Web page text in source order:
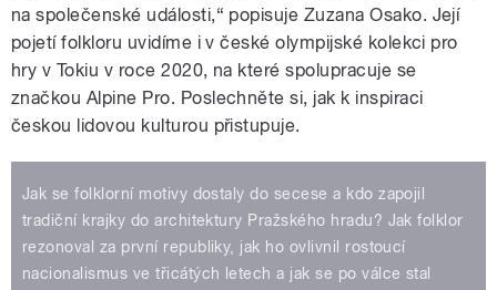
na společenské události,“ popisuje Zuzana Osako. Její
pojetí folkloru uvidíme i v české olympijské kolekci pro
hry v Tokiu v roce 2020, na které spolupracuje se
značkou Alpine Pro. Poslechněte si, jak k inspiraci
českou lidovou kulturou přistupuje.
Jak se folklorní motivy dostaly do secese a kdo zapojil
tradiční krajky do architektury Pražského hradu? Jak folklor
rezonoval za první republiky, jak ho ovlivnil rostoucí
nacionalismus ve třicátých letech a jak se po válce stal